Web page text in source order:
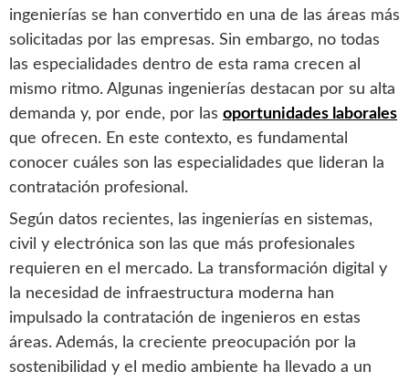
ingenierías se han convertido en una de las áreas más
solicitadas por las empresas. Sin embargo, no todas
las especialidades dentro de esta rama crecen al
mismo ritmo. Algunas ingenierías destacan por su alta
demanda y, por ende, por las oportunidades laborales
que ofrecen. En este contexto, es fundamental
conocer cuáles son las especialidades que lideran la
contratación profesional.
Según datos recientes, las ingenierías en sistemas,
civil y electrónica son las que más profesionales
requieren en el mercado. La transformación digital y
la necesidad de infraestructura moderna han
impulsado la contratación de ingenieros en estas
áreas. Además, la creciente preocupación por la
sostenibilidad y el medio ambiente ha llevado a un